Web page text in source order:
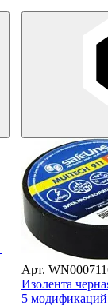
Арт.
Изолента
5 модификаций